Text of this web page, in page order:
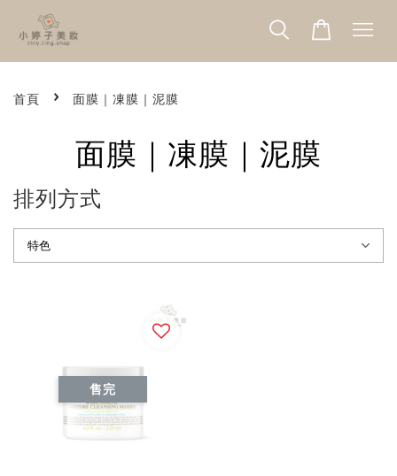
首頁 › 面膜｜凍膜｜泥膜
面膜｜凍膜｜泥膜
排列方式
售完